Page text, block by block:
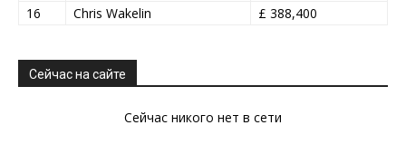
16
Chris Wakelin £ 388,400
Сейчас на сайте
Сейчас никого нет в сети